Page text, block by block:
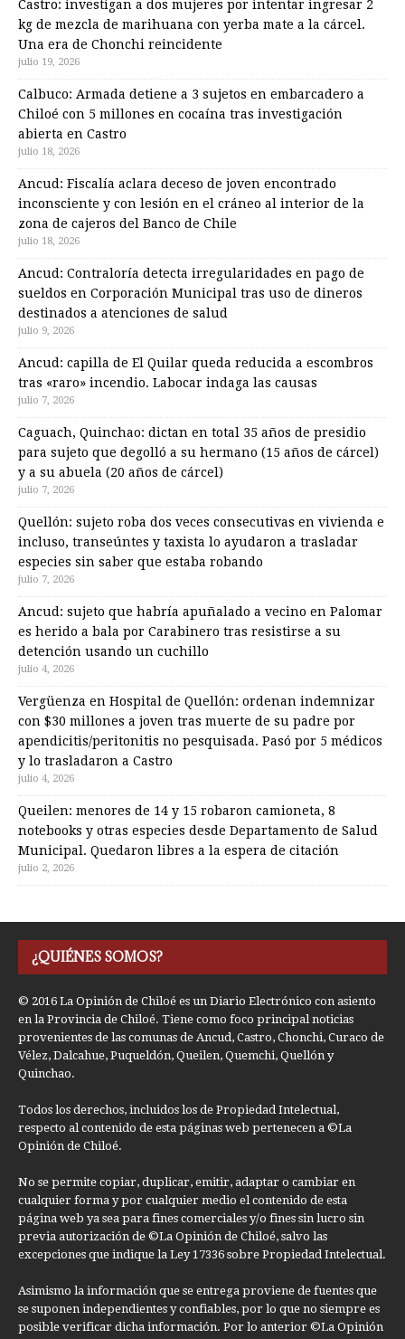
Castro: investigan a dos mujeres por intentar ingresar 2
kg de mezcla de marihuana con yerba mate a la cárcel.
Una era de Chonchi reincidente
julio 19, 2026
Calbuco: Armada detiene a 3 sujetos en embarcadero a
Chiloé con 5 millones en cocaína tras investigación
abierta en Castro
julio 18, 2026
Ancud: Fiscalía aclara deceso de joven encontrado
inconsciente y con lesión en el cráneo al interior de la
zona de cajeros del Banco de Chile
julio 18, 2026
Ancud: Contraloría detecta irregularidades en pago de
sueldos en Corporación Municipal tras uso de dineros
destinados a atenciones de salud
julio 9, 2026
Ancud: capilla de El Quilar queda reducida a escombros
tras «raro» incendio. Labocar indaga las causas
julio 7, 2026
Caguach, Quinchao: dictan en total 35 años de presidio
para sujeto que degolló a su hermano (15 años de cárcel)
y a su abuela (20 años de cárcel)
julio 7, 2026
Quellón: sujeto roba dos veces consecutivas en vivienda e
incluso, transeúntes y taxista lo ayudaron a trasladar
especies sin saber que estaba robando
julio 7, 2026
Ancud: sujeto que habría apuñalado a vecino en Palomar
es herido a bala por Carabinero tras resistirse a su
detención usando un cuchillo
julio 4, 2026
Vergüenza en Hospital de Quellón: ordenan indemnizar
con $30 millones a joven tras muerte de su padre por
apendicitis/peritonitis no pesquisada. Pasó por 5 médicos
y lo trasladaron a Castro
julio 4, 2026
Queilen: menores de 14 y 15 robaron camioneta, 8
notebooks y otras especies desde Departamento de Salud
Municipal. Quedaron libres a la espera de citación
julio 2, 2026
¿QUIÉNES SOMOS?
© 2016 La Opinión de Chiloé es un Diario Electrónico con asiento
en la Provincia de Chiloé. Tiene como foco principal noticias
provenientes de las comunas de Ancud, Castro, Chonchi, Curaco de
Vélez, Dalcahue, Puqueldón, Queilen, Quemchi, Quellón y
Quinchao.
Todos los derechos, incluidos los de Propiedad Intelectual,
respecto al contenido de esta páginas web pertenecen a ©La
Opinión de Chiloé.
No se permite copiar, duplicar, emitir, adaptar o cambiar en
cualquier forma y por cualquier medio el contenido de esta
página web ya sea para fines comerciales y/o fines sin lucro sin
previa autorización de ©La Opinión de Chiloé, salvo las
excepciones que indique la Ley 17336 sobre Propiedad Intelectual.
Asimismo la información que se entrega proviene de fuentes que
se suponen independientes y confiables, por lo que no siempre es
posible verificar dicha información. Por lo anterior ©La Opinión